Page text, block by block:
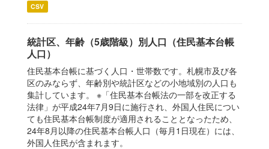
CSV
統計区、年齢（5歳階級）別人口（住民基本台帳
人口）
住民基本台帳に基づく人口・世帯数です。札幌市及び各
区のみならず、年齢別や統計区などの小地域別の人口も
集計しています。 ※「住民基本台帳法の一部を改正する
法律」が平成24年7月9日に施行され、外国人住民につい
ても住民基本台帳制度が適用されることとなったため、
24年8月以降の住民基本台帳人口（毎月1日現在）には、
外国人住民が含まれます。